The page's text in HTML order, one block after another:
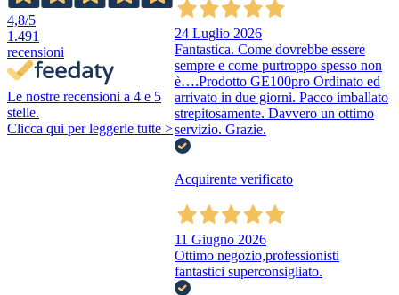
4,8/5
1.491
recensioni
Le nostre recensioni a 4 e 5
stelle.
Clicca qui per leggerle tutte >
24 Luglio 2026
Fantastica. Come dovrebbe essere
sempre e come purtroppo spesso non
è….Prodotto GE100pro Ordinato ed
arrivato in due giorni. Pacco imballato
strepitosamente. Davvero un ottimo
servizio. Grazie.
Acquirente verificato
11 Giugno 2026
Ottimo negozio,professionisti
fantastici superconsigliato.